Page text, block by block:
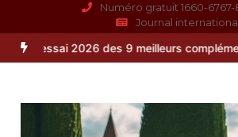
Numéro gratuit 1660-
Journal
9 meilleurs compléments d’oméga 3